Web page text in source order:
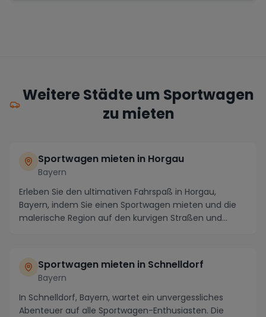
Weitere Städte um Sportwagen
zu mieten
Sportwagen mieten in Horgau
Bayern
Erleben Sie den ultimativen Fahrspaß in Horgau,
Bayern, indem Sie einen Sportwagen mieten und die
malerische Region auf den kurvigen Straßen und
Sportwagen mieten in Schnelldorf
Bayern
In Schnelldorf, Bayern, wartet ein unvergessliches
Abenteuer auf alle Sportwagen-Enthusiasten. Die